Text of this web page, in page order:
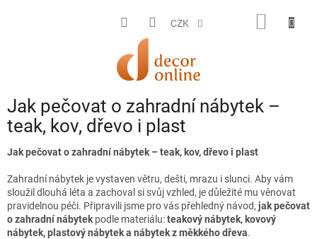
CZK
Jak pečovat o zahradní nábytek –
teak, kov, dřevo i plast
Jak pečovat o zahradní nábytek – teak, kov, dřevo i plast
Zahradní nábytek je vystaven větru, dešti, mrazu i slunci. Aby vám
sloužil dlouhá léta a zachoval si svůj vzhled, je důležité mu věnovat
pravidelnou péči. Připravili jsme pro vás přehledný návod, jak pečovat
o zahradní nábytek podle materiálu:teakový nábytek, kovový
nábytek, plastový nábytek a nábytek z měkkého dřeva.